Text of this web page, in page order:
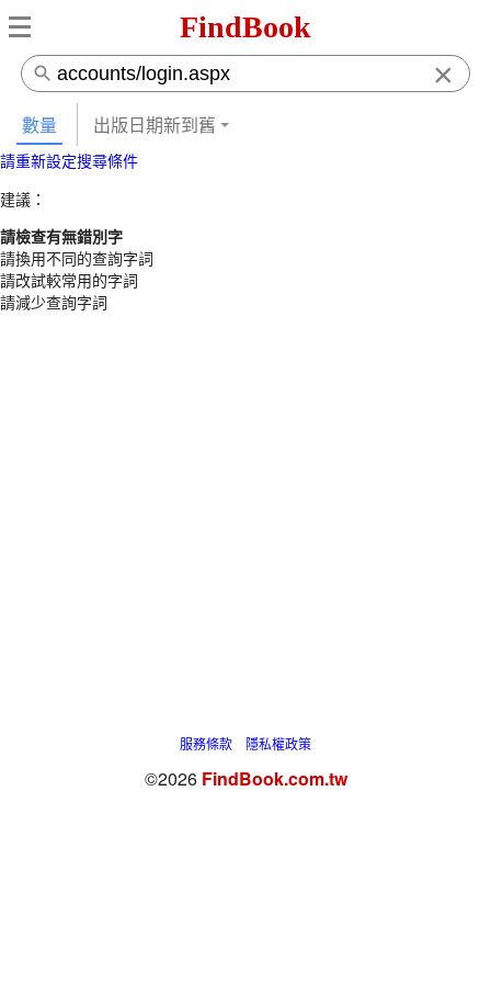
FindBook
×
數量 出版日期新到舊
請重新設定搜尋條件
建議：
請檢查有無錯別字
請換用不同的查詢字詞
請改試較常用的字詞
請減少查詢字詞
服務條款 隱私權政策
©2026 FindBook.com.tw